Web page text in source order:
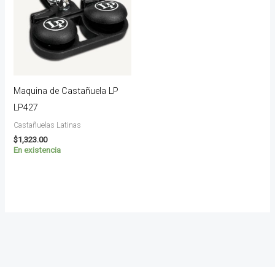
Maquina de Castañuela LP
LP427
Castañuelas Latinas
$1,323.00
En existencia